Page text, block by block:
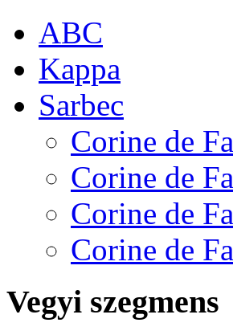
ABC
Kappa
Sarbec
Corine de
Corine de
Corine de
Corine de
Vegyi szegmens